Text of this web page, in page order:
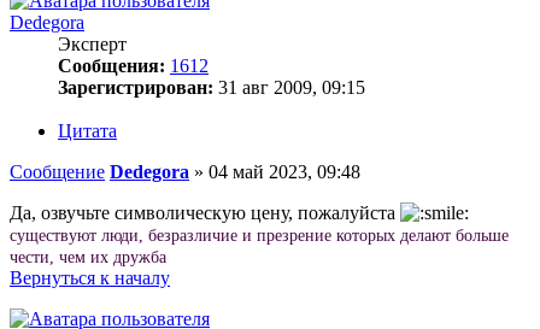
Dedegora
Эксперт
Сообщения: 1612
Зарегистрирован: 31 авг 2009, 09:15
Цитата
Сообщение Dedegora » 04 май 2023, 09:48
Да, озвучьте символическую цену, пожалуйста
существуют люди, безразличие и презрение которых делают больше
чести, чем их дружба
Вернуться к началу